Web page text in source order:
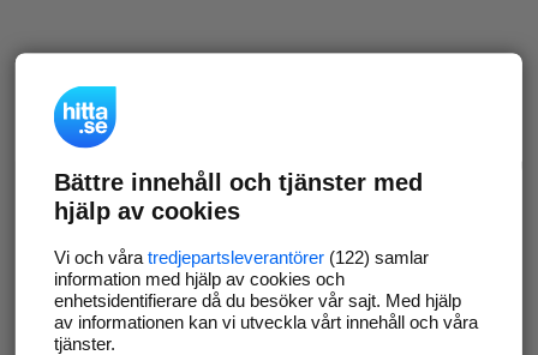
Bättre innehåll och tjänster med
hjälp av cookies
Vi och våra tredjepartsleverantörer(122) samlar
information med hjälp av cookies och
enhetsidentifierare då du besöker vår sajt. Med hjälp
av informationen kan vi utveckla vårt innehåll och våra
tjänster.